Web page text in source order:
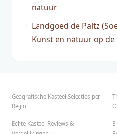
natuur
Landgoed de Paltz
Kunst en natuur op
Geografische Kasteel Selecties per
Regio
Echte Kasteel Reviews &